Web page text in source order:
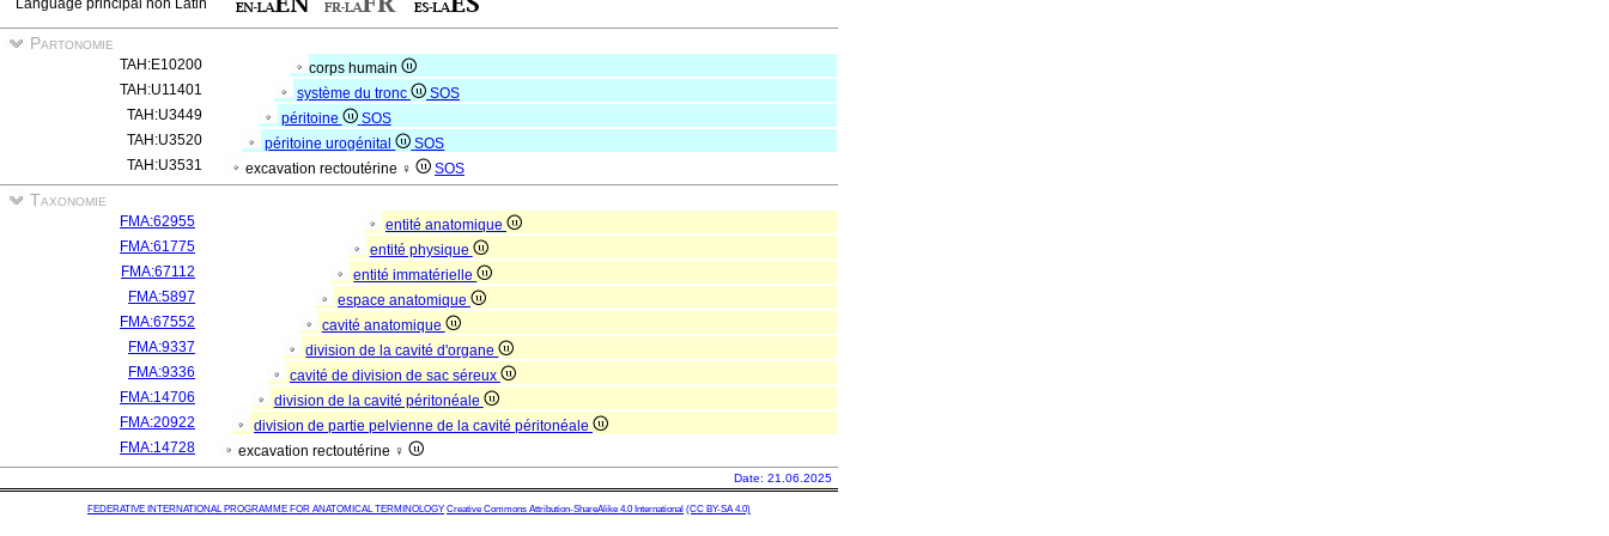
Language principal non Latin
Partonomie
TAH:E10200
corps humain
TAH:U11401
système du tronc
SOS
TAH:U3449
péritoine
SOS
TAH:U3520
péritoine urogénital
SOS
TAH:U3531
excavation rectoutérine ♀ SOS
Taxonomie
FMA:62955
entité anatomique
FMA:61775
entité physique
FMA:67112
entité immatérielle
FMA:5897
espace anatomique
FMA:67552
cavité anatomique
FMA:9337
division de la cavité d'organe
FMA:9336
cavité de division de sac séreux
FMA:14706
division de la cavité péritonéale
FMA:20922
division de partie pelvienne de la cavité péritonéale
FMA:14728
excavation rectoutérine ♀
Date: 21.06.2025
FEDERATIVE INTERNATIONAL PROGRAMME FOR ANATOMICAL TERMINOLOGY Creative Commons Attribution-ShareAlike 4.0 International (CC BY-SA 4.0)